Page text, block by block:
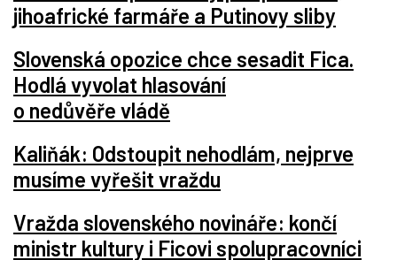
jihoafrické farmáře a Putinovy sliby
Slovenská opozice chce sesadit Fica.
Hodlá vyvolat hlasování
o nedůvěře vládě
Kaliňák: Odstoupit nehodlám, nejprve
musíme vyřešit vraždu
Vražda slovenského novináře: končí
ministr kultury i Ficovi spolupracovníci